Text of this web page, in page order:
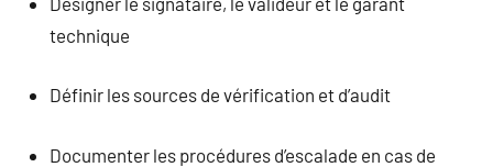
technique
Définir les sources de vérification et d’audit
Documenter les procédures d’escalade en cas de